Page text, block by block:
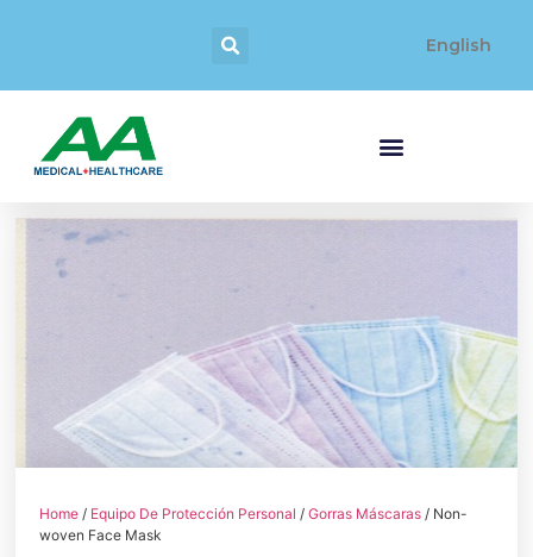
English
Home / Equipo De Protección Personal /Gorras Máscaras / Non-
woven Face Mask